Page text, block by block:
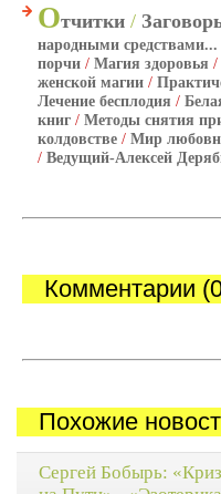
Отчитки /
народными средствами...
порчи / Магия здоровья /
женской магии /
Лечение бесплодия /
книг / Методы снятия
колдовстве / Мир
/ Ведущий-Алексей
Комментарии
Похожие
Сергей Бобырь: